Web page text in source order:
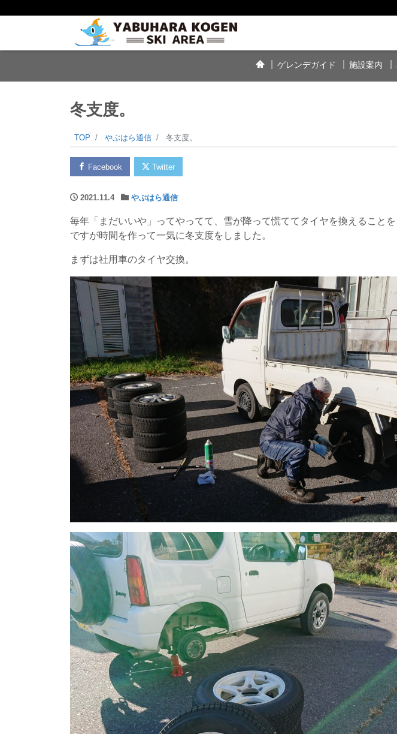
ゲレンデガイド 施設案内
冬支度。
TOP やぶはら通信 冬支度。
Facebook Twitter
2021.11.4 やぶはら通信
毎年「まだいいや」ってやってて、雪が降って慌ててタイヤを換えること
ですが時間を作って一気に冬支度をしました。
まずは社用車のタイヤ交換。